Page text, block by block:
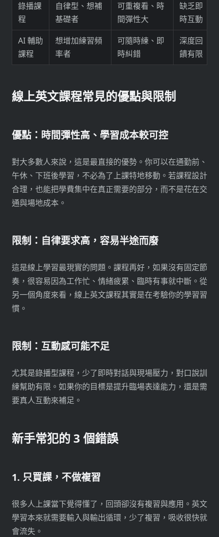
錄播課
程
自律型、想補
基礎者
可重複看、時
間彈性大
缺乏即
時互動
AI 輔助
課程
想增加練習頻
率者
可隨時練、即
時糾錯
深度回
饋有限
線上英文課程常見的優點與限制
優點：時間彈性高、學習成本較可控
對大多數人來說，這是最直接的優勢。你可以在通勤前、
午休、下班後學習，不必為了上課特地移動。若課程設計
合理，也能把學費集中在真正需要的部分，而不是花在交
通與場地成本。
限制：自律要求高，容易半途而廢
這是線上學習最現實的問題。課程再好，如果沒有固定節
奏，很容易因為工作忙、情緒疲累、臨時有事就中斷。從
另一個角度來看，線上英文課程其實是在考驗你的學習習
慣。
限制：互動感可能不足
尤其是錄播型課程，少了即時對話與現場壓力，對口說訓
練幫助有限。如果你的目標是提升臨場表達能力，還是需
要真人互動來補足。
新手常犯的 3 個錯誤
1. 只買課，不做複習
很多人上課當下覺得懂了，回頭卻沒有複習與應用。英文
學習本來就需要輸入與輸出循環，少了複習，吸收很快就
會流失。